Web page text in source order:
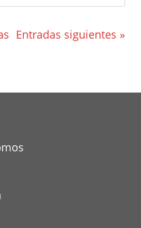
Entradas siguientes »